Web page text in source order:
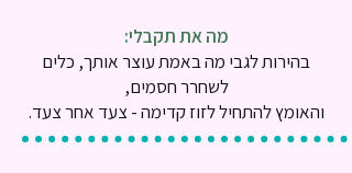
מה את תקבלי:
בהירות לגבי מה באמת עוצר אותך, כלים
לשחרר חסמים,
והאומץ להתחיל לזוז קדימה - צעד אחר צעד.